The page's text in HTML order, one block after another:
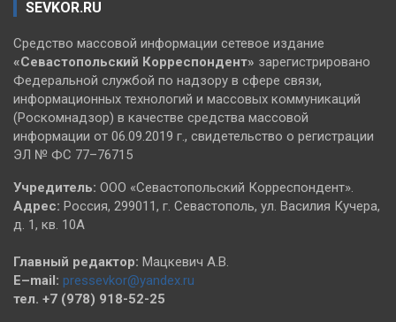
SEVKOR.RU
Средство массовой информации сетевое издание
«Севастопольский Корреспондент» зарегистрировано
Федеральной службой по надзору в сфере связи,
информационных технологий и массовых коммуникаций
(Роскомнадзор) в качестве средства массовой
информации от 06.09.2019 г., свидетельство о регистрации
ЭЛ № ФС 77–76715
Учредитель: ООО «Севастопольский Корреспондент».
Адрес: Россия, 299011, г. Севастополь, ул. Василия Кучера,
д. 1, кв. 10А
Главный редактор: Мацкевич А.В.
E–mail: pressevkor@yandex.ru
тел. +7 (978) 918-52-25